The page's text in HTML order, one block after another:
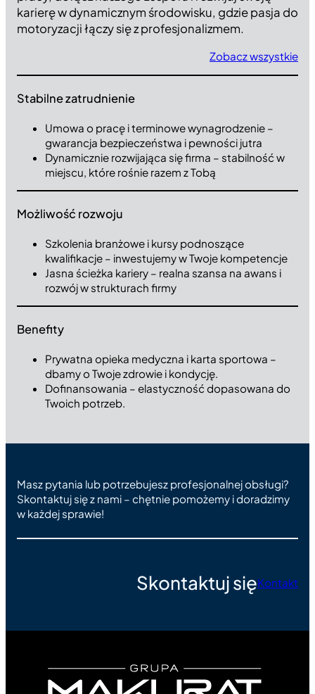
karierę w dynamicznym środowisku, gdzie pasja do
motoryzacji łączy się z profesjonalizmem.
Zobacz wszystkie
Stabilne zatrudnienie
Umowa o pracę i terminowe wynagrodzenie –
gwarancja bezpieczeństwa i pewności jutra
Dynamicznie rozwijająca się firma – stabilność w
miejscu, które rośnie razem z Tobą
Możliwość rozwoju
Szkolenia branżowe i kursy podnoszące
kwalifikacje – inwestujemy w Twoje kompetencje
Jasna ścieżka kariery – realna szansa na awans i
rozwój w strukturach firmy
Benefity
Prywatna opieka medyczna i karta sportowa –
dbamy o Twoje zdrowie i kondycję.
Dofinansowania – elastyczność dopasowana do
Twoich potrzeb.
Masz pytania lub potrzebujesz profesjonalnej obsługi?
Skontaktuj się z nami – chętnie pomożemy i doradzimy
w każdej sprawie!
Skontaktuj sięKontakt